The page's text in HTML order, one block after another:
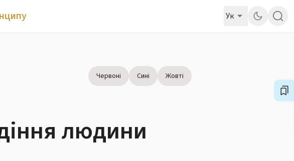
Ук
Червоні Сині Жовті
людини